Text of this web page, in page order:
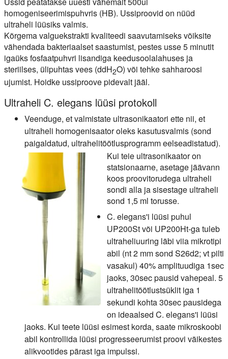
homogeniseerimispuhvris (HB). Ussiproovid on nüüd
ultraheli lüüsiks valmis.
Kõrgema valguekstrakti kvaliteedi saavutamiseks võiksite
vähendada bakteriaalset saastumist, pestes usse 5 minutit
igaüks fosfaatpuhvri lisandiga keedusoolalahuses ja
steriilses, ülipuhtas vees (ddH2O) või tehke sahharoosi
ujumist. Hoidke ussiproove pidevalt jääl.
Ultraheli C. elegans lüüsi protokoll
Veenduge, et valmistate ultrasonikaatori ette nii, et
ultraheli homogenisaator oleks kasutusvalmis (sond
paigaldatud, ultrahelitöötlusprogramm eelseadistatud).
Kui teie ultrasonikaator on
statsionaarne, asetage jäävann
koos proovitorudega ultraheli
sondi alla ja sisestage ultraheli
sond 1,5 ml torusse.
C. elegans'i lüüsi puhul
UP200St või UP200Ht-ga tuleb
ultraheliuuring läbi viia mikrotipi
abil (nt 2 mm sond S26d2; vt pilti
vasakul) 40% amplituudiga 1sec
jaoks, 30sec pausid vahepeal. 5
ultrahelitöötlustsüklit iga 1
sekundi kohta 30sec pausidega
on ideaalsed C. elegans'i lüüsi
jaoks. Kui teete lüüsi esimest korda, saate mikroskoobi
abil kontrollida lüüsi progresseerumist proovi väikestes
alikvootides pärast iga impulssi.